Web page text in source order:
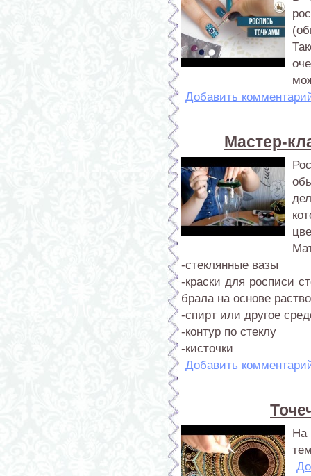
Добавить
Мастер-
-стеклянные вазы
-краски для росписи
брала на основе
-спирт или другое
-контур по стеклу
-кисточки
Добавить
На